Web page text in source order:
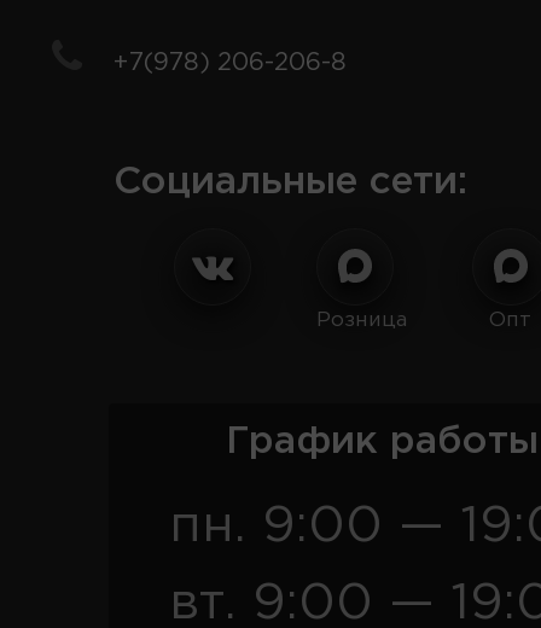
+7(978) 206-206-8
Социальные сети:
Розница Опт
График
пн. 9:00 —
вт. 9:00 —